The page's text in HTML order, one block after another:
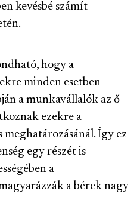
kevésbé számít
hogy a
minden esetben
a munkavállalók az ő
ezekre a
Így ez
egy részét is
a
a bérek nagy